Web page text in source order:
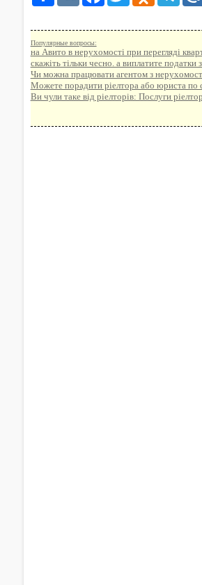
Популярные вопросы:
на Авито в нерухомості при перегляді
скажіть тільки чесно. а виплатите податки
Чи можна працювати агентом з
Можете порадити ріелтора або юриста по
Ви чули таке від ріелторів: Послуги